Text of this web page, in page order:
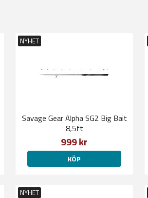
NYHET
Savage Gear Alpha SG2 Big Bait
8,5ft
999 kr
KÖP
NYHET